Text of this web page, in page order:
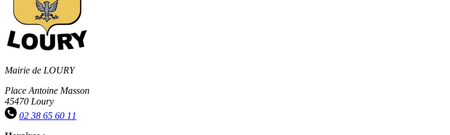
Mairie de LOURY
Place Antoine Masson
45470 Loury
02 38 65 60 11